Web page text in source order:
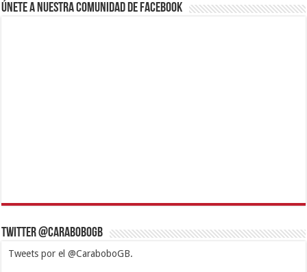
Únete a nuestra comunidad de Facebook
Twitter @CaraboboGB
Tweets por el @CaraboboGB.